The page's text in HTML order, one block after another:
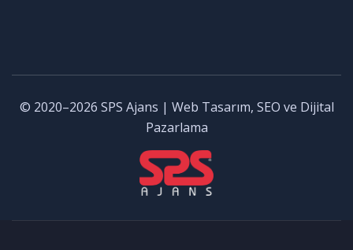
© 2020–2026 SPS Ajans | Web Tasarım, SEO ve Dijital
Pazarlama